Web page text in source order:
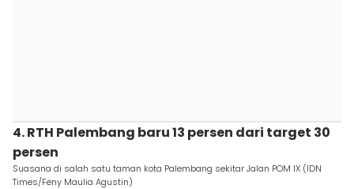
4. RTH Palembang baru 13 persen dari target 30
persen
Suasana di salah satu taman kota Palembang sekitar Jalan POM IX (IDN
Times/Feny Maulia Agustin)